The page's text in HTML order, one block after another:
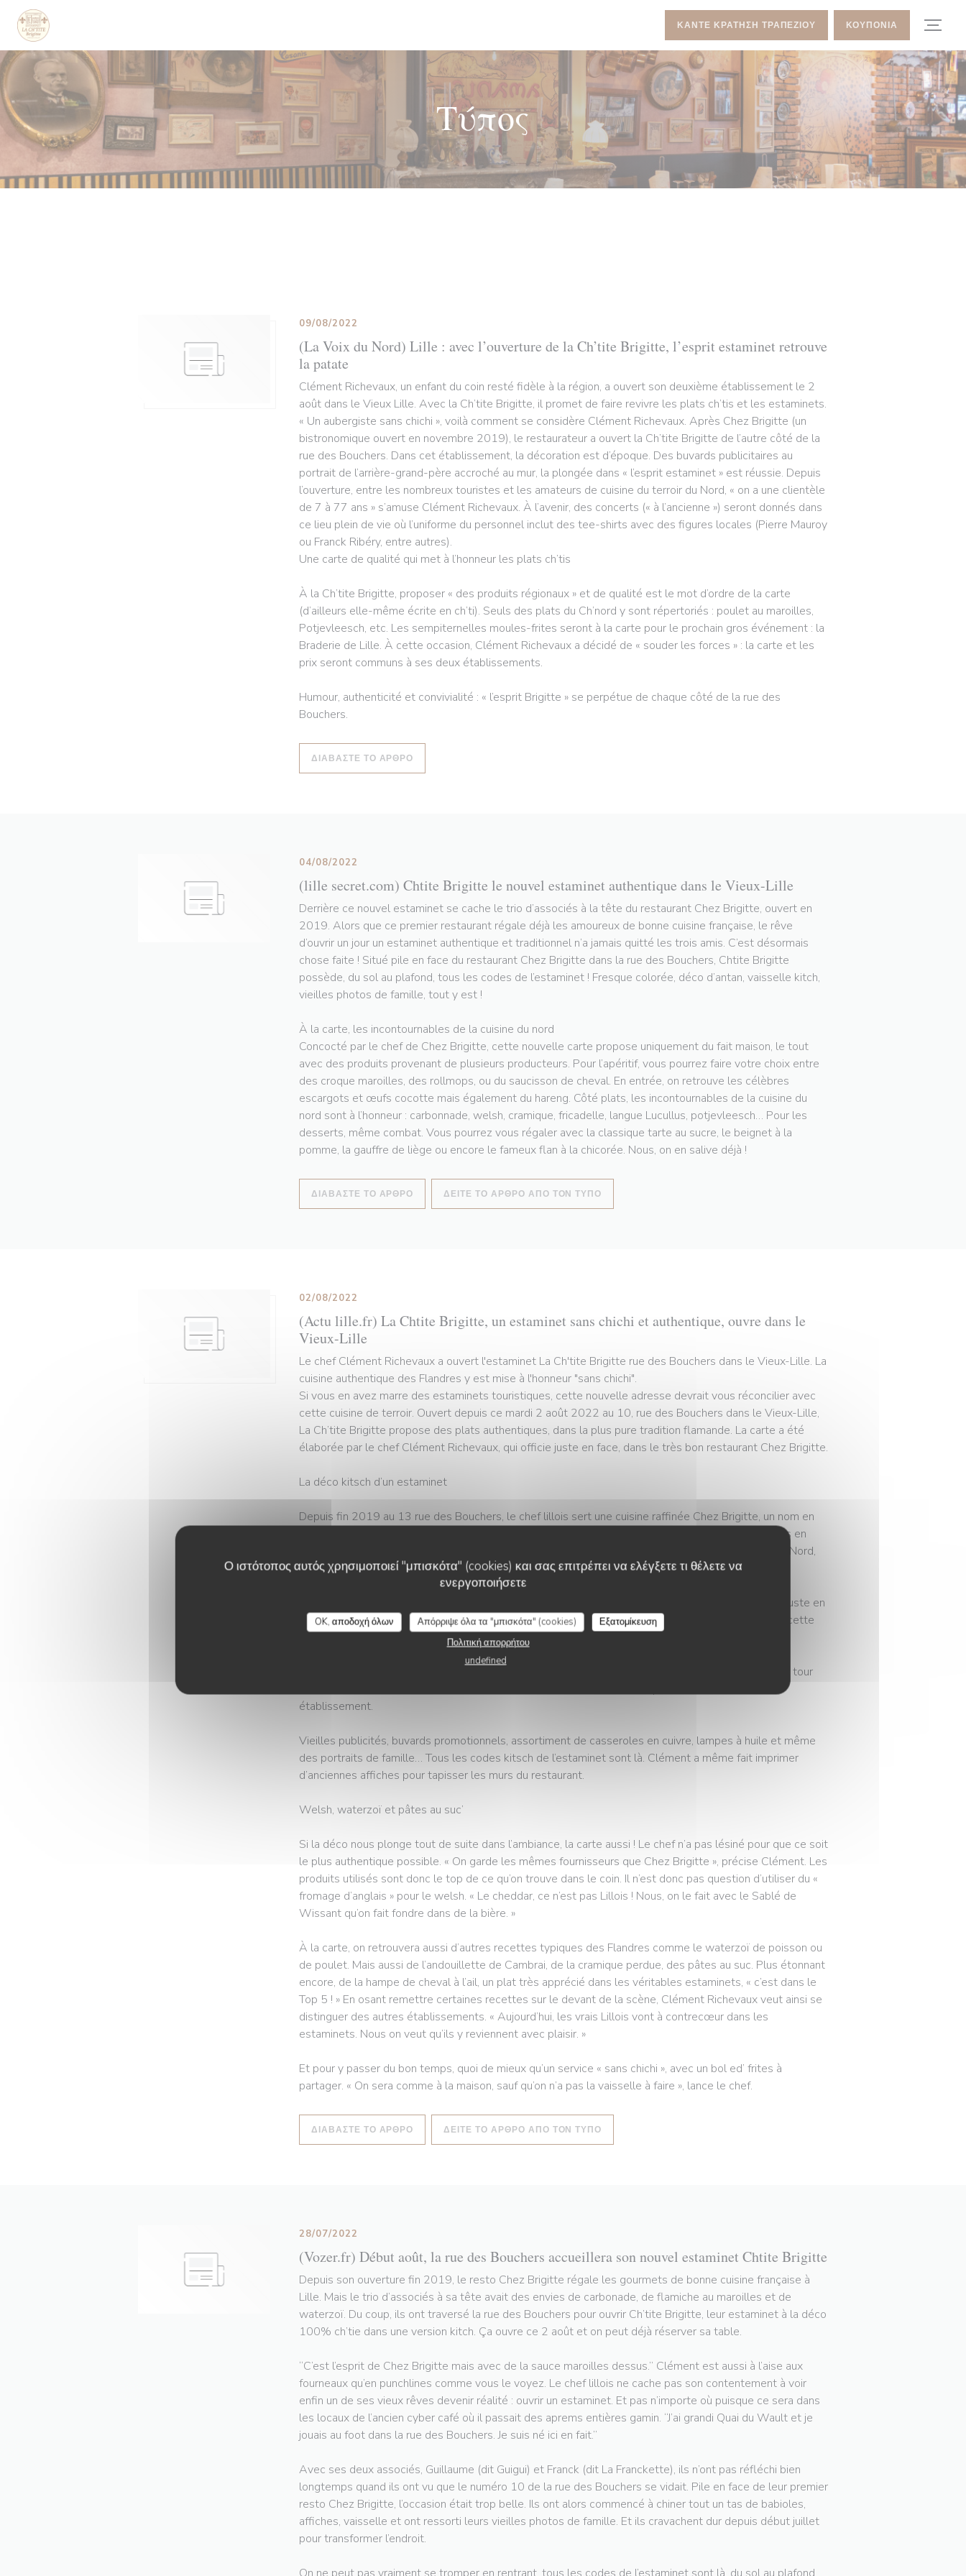
Πίνακας διαχείρισης "Μπισκότων" (Cookies)
Ο ιστότοπος αυτός χρησιμοποιεί "μπισκότα" (cookies) και σας επιτρέπει να ελέγξετε τι θέλετε να
ενεργοποιήσετε
OK, αποδοχή όλων Απόρριψε όλα τα "μπισκότα" (cookies)
Εξατομίκευση
Πολιτική απορρήτου
undefined
ΚΆΝΤΕ ΚΡΆΤΗΣΗ ΤΡΑΠΕΖΙΟΎ ΚΟΥΠΌΝΙΑ
Τύπος
(La Voix du Nord) Lille : avec l’ouverture de la Ch’tite Brigitte, l’esprit estaminet retrouve
la patate
09/08/2022
Clément Richevaux, un enfant du coin resté fidèle à la région, a ouvert son deuxième établissement le 2
août dans le Vieux Lille. Avec la Ch’tite Brigitte, il promet de faire revivre les plats ch’tis et les estaminets.
« Un aubergiste sans chichi », voilà comment se considère Clément Richevaux. Après Chez Brigitte (un
bistronomique ouvert en novembre 2019), le restaurateur a ouvert la Ch’tite Brigitte de l’autre côté de la
rue des Bouchers. Dans cet établissement, la décoration est d’époque. Des buvards publicitaires au
portrait de l’arrière-grand-père accroché au mur, la plongée dans « l’esprit estaminet » est réussie. Depuis
l’ouverture, entre les nombreux touristes et les amateurs de cuisine du terroir du Nord, « on a une clientèle
de 7 à 77 ans » s’amuse Clément Richevaux. À l’avenir, des concerts (« à l’ancienne ») seront donnés dans
ce lieu plein de vie où l’uniforme du personnel inclut des tee-shirts avec des figures locales (Pierre Mauroy
ou Franck Ribéry, entre autres).
Une carte de qualité qui met à l’honneur les plats ch’tis
À la Ch’tite Brigitte, proposer « des produits régionaux » et de qualité est le mot d’ordre de la carte
(d’ailleurs elle-même écrite en ch’ti). Seuls des plats du Ch’nord y sont répertoriés : poulet au maroilles,
Potjevleesch, etc. Les sempiternelles moules-frites seront à la carte pour le prochain gros événement : la
Braderie de Lille. À cette occasion, Clément Richevaux a décidé de « souder les forces » : la carte et les
prix seront communs à ses deux établissements.
Humour, authenticité et convivialité : « l’esprit Brigitte » se perpétue de chaque côté de la rue des
Bouchers.
ΔΙΑΒΆΣΤΕ ΤΟ ΆΡΘΡΟ
(lille secret.com) Chtite Brigitte le nouvel estaminet authentique dans le Vieux-Lille
04/08/2022
Derrière ce nouvel estaminet se cache le trio d’associés à la tête du restaurant Chez Brigitte, ouvert en
2019. Alors que ce premier restaurant régale déjà les amoureux de bonne cuisine française, le rêve
d’ouvrir un jour un estaminet authentique et traditionnel n’a jamais quitté les trois amis. C’est désormais
chose faite ! Situé pile en face du restaurant Chez Brigitte dans la rue des Bouchers, Chtite Brigitte
possède, du sol au plafond, tous les codes de l’estaminet ! Fresque colorée, déco d’antan, vaisselle kitch,
vieilles photos de famille, tout y est !
À la carte, les incontournables de la cuisine du nord
Concocté par le chef de Chez Brigitte, cette nouvelle carte propose uniquement du fait maison, le tout
avec des produits provenant de plusieurs producteurs. Pour l’apéritif, vous pourrez faire votre choix entre
des croque maroilles, des rollmops, ou du saucisson de cheval. En entrée, on retrouve les célèbres
escargots et œufs cocotte mais également du hareng. Côté plats, les incontournables de la cuisine du
nord sont à l’honneur : carbonnade, welsh, cramique, fricadelle, langue Lucullus, potjevleesch… Pour les
desserts, même combat. Vous pourrez vous régaler avec la classique tarte au sucre, le beignet à la
pomme, la gauffre de liège ou encore le fameux flan à la chicorée. Nous, on en salive déjà !
ΔΙΑΒΆΣΤΕ ΤΟ ΆΡΘΡΟ ((ΑΝΟΊΓΕΙ ΣΕ ΝΈΟ ΠΑΡΆΘΥΡΟ))
ΔΕΊΤΕ ΤΟ ΆΡΘΡΟ ΑΠΌ ΤΟΝ ΤΎΠΟ
(Actu lille.fr) La Chtite Brigitte, un estaminet sans chichi et authentique, ouvre dans le
Vieux-Lille
02/08/2022
Le chef Clément Richevaux a ouvert l'estaminet La Ch'tite Brigitte rue des Bouchers dans le Vieux-Lille. La
cuisine authentique des Flandres y est mise à l'honneur "sans chichi".
Si vous en avez marre des estaminets touristiques, cette nouvelle adresse devrait vous réconcilier avec
cette cuisine de terroir. Ouvert depuis ce mardi 2 août 2022 au 10, rue des Bouchers dans le Vieux-Lille,
La Ch’tite Brigitte propose des plats authentiques, dans la plus pure tradition flamande. La carte a été
élaborée par le chef Clément Richevaux, qui officie juste en face, dans le très bon restaurant Chez Brigitte.
La déco kitsch d’un estaminet
Depuis fin 2019 au 13 rue des Bouchers, le chef lillois sert une cuisine raffinée Chez Brigitte, un nom en
clin d’œil à sa grand-mère qui lui a donné le goût de cuisiner. Mais Clément Richevaux avait toujours en
tête de réaliser l’un de ses rêves : ouvrir un véritable estaminet pour y servir des plats typiques du Nord,
comme les préparait Mamie Brigitte.
L’opportunité s’est finalement présentée cette année, avec la fermeture du restaurant L’Arc, situé juste en
face de Chez Brigitte. Un emplacement en or ! « Je suis né à 500 m d’ici, j’ai quasiment grandi dans cette
rue », raconte le Lillois.
Avec ses deux associés, Guillaume et Franck, « là depuis le début de Brigitte », il s’est mis à faire le tour
établissement.
Vieilles publicités, buvards promotionnels, assortiment de casseroles en cuivre, lampes à huile et même
des portraits de famille… Tous les codes kitsch de l’estaminet sont là. Clément a même fait imprimer
d’anciennes affiches pour tapisser les murs du restaurant.
Welsh, waterzoï et pâtes au suc’
Si la déco nous plonge tout de suite dans l’ambiance, la carte aussi ! Le chef n’a pas lésiné pour que ce soit
le plus authentique possible. « On garde les mêmes fournisseurs que Chez Brigitte », précise Clément. Les
produits utilisés sont donc le top de ce qu’on trouve dans le coin. Il n’est donc pas question d’utiliser du «
fromage d’anglais » pour le welsh. « Le cheddar, ce n’est pas Lillois ! Nous, on le fait avec le Sablé de
Wissant qu’on fait fondre dans de la bière. »
À la carte, on retrouvera aussi d’autres recettes typiques des Flandres comme le waterzoï de poisson ou
de poulet. Mais aussi de l’andouillette de Cambrai, de la cramique perdue, des pâtes au suc. Plus étonnant
encore, de la hampe de cheval à l’ail, un plat très apprécié dans les véritables estaminets, « c’est dans le
Top 5 ! » En osant remettre certaines recettes sur le devant de la scène, Clément Richevaux veut ainsi se
distinguer des autres établissements. « Aujourd’hui, les vrais Lillois vont à contrecœur dans les
estaminets. Nous on veut qu’ils y reviennent avec plaisir. »
Et pour y passer du bon temps, quoi de mieux qu’un service « sans chichi », avec un bol ed’ frites à
partager. « On sera comme à la maison, sauf qu’on n’a pas la vaisselle à faire », lance le chef.
ΔΙΑΒΆΣΤΕ ΤΟ ΆΡΘΡΟ ((ΑΝΟΊΓΕΙ ΣΕ ΝΈΟ ΠΑΡΆΘΥΡΟ))
ΔΕΊΤΕ ΤΟ ΆΡΘΡΟ ΑΠΌ ΤΟΝ ΤΎΠΟ
(Vozer.fr) Début août, la rue des Bouchers accueillera son nouvel estaminet Chtite Brigitte
28/07/2022
Depuis son ouverture fin 2019, le resto Chez Brigitte régale les gourmets de bonne cuisine française à
Lille. Mais le trio d’associés à sa tête avait des envies de carbonade, de flamiche au maroilles et de
waterzoï. Du coup, ils ont traversé la rue des Bouchers pour ouvrir Ch’tite Brigitte, leur estaminet à la déco
100% ch’tie dans une version kitch. Ça ouvre ce 2 août et on peut déjà réserver sa table.
“C’est l’esprit de Chez Brigitte mais avec de la sauce maroilles dessus.” Clément est aussi à l’aise aux
fourneaux qu’en punchlines comme vous le voyez. Le chef lillois ne cache pas son contentement à voir
enfin un de ses vieux rêves devenir réalité : ouvrir un estaminet. Et pas n’importe où puisque ce sera dans
les locaux de l’ancien cyber café où il passait des aprems entières gamin. “J’ai grandi Quai du Wault et je
jouais au foot dans la rue des Bouchers. Je suis né ici en fait.”
Avec ses deux associés, Guillaume (dit Guigui) et Franck (dit La Franckette), ils n’ont pas réfléchi bien
longtemps quand ils ont vu que le numéro 10 de la rue des Bouchers se vidait. Pile en face de leur premier
resto Chez Brigitte, l’occasion était trop belle. Ils ont alors commencé à chiner tout un tas de babioles,
affiches, vaisselle et ont ressorti leurs vieilles photos de famille. Et ils cravachent dur depuis début juillet
pour transformer l’endroit.